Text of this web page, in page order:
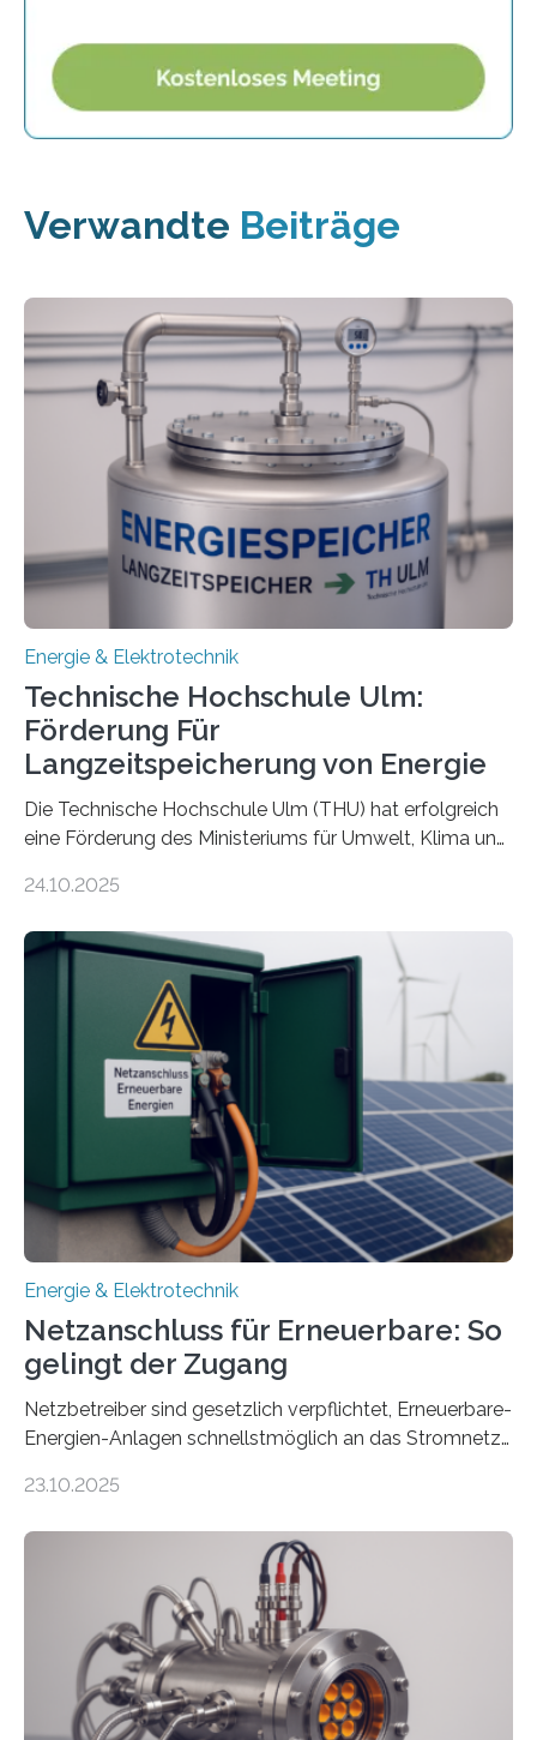
Verwandte Beiträge
Energie & Elektrotechnik
Technische Hochschule Ulm:
Förderung Für
Langzeitspeicherung von Energie
Die Technische Hochschule Ulm (THU) hat erfolgreich
eine Förderung des Ministeriums für Umwelt, Klima und
Forschungsprojekt „LAGER – Langzeitspeicherung in
Quartieren“ eingeworben. Ziel des Projekts ist die
Entwicklung, Erprobung und Demonstration von
Konzepten zur langfristigen Energiespeicherung in
sektorübergreifend vernetzten Energiesystemen. Das
Projekt startete am 15. Oktober 2025, hat eine Laufzeit
von drei Jahren und ein Gesamtvolumen von rund 2,9
Millionen Euro, wovon 2,6 Millionen Euro durch das
Ministerium für Umwelt, Klima und…
24.10.2025
Energie & Elektrotechnik
Netzanschluss für Erneuerbare: So
gelingt der Zugang
Netzbetreiber sind gesetzlich verpflichtet, Erneuerbare-
Energien-Anlagen schnellstmöglich an das Stromnetz
ermöglichen. Doch der dafür nötige Netzausbau hinkt
einem „Anschlussstau“. Die Stiftung
Umweltenergierecht hat den Rechtsrahmen in einem
neuen Bericht für die Praxis eingeordnet – inklusive der
Rolle von flexiblen Netzanschlussvereinbarungen. Der
Netzanschluss von Erneuerbare-Energien-Anlagen
(EE-Anlagen) ist entscheidend für die Energiewende.
Denn ohne Anschluss an das Netz kann kein Strom
23.10.2025